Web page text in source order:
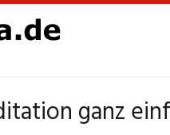
ganz